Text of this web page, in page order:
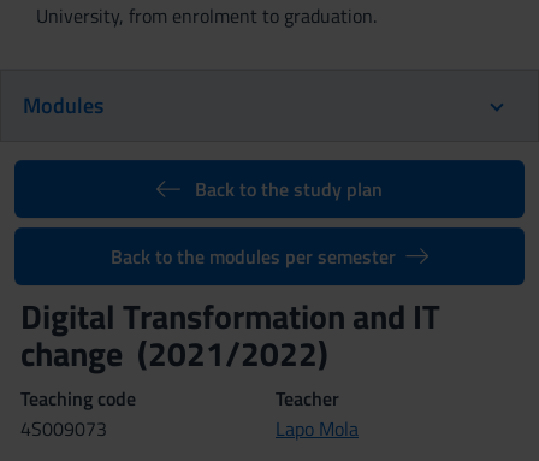
University, from enrolment to graduation.
Modules
Back to the study plan
Back to the modules per semester
Digital Transformation and IT
change (2021/2022)
Teaching code
4S009073
Teacher
Lapo Mola